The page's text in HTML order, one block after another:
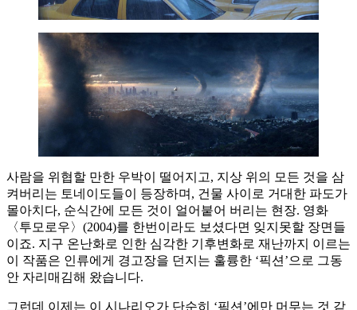
사람을 위협할 만한 우박이 떨어지고, 지상 위의 모든 것을 삼
켜버리는 토네이도들이 등장하며, 건물 사이로 거대한 파도가
몰아치다, 순식간에 모든 것이 얼어붙어 버리는 현장. 영화
〈투모로우〉(2004)를 한번이라도 보셨다면 잊지못할 장면들
이죠. 지구 온난화로 인한 심각한 기후변화로 재난까지 이르는
이 작품은 인류에게 경고장을 던지는 훌륭한 ‘픽션’으로 그동
안 자리매김해 왔습니다.
그런데 이제는 이 시나리오가 단순히 ‘픽션’에만 머무는 것 같